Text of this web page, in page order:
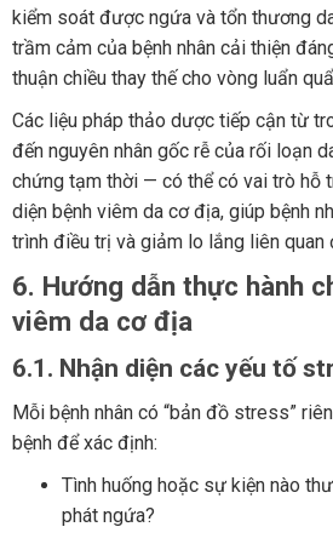
kiểm soát được ngứa và tổn thương
trầm cảm của bệnh nhân cải thiện
thuận chiều thay thế cho vòng luẩn
Các liệu pháp thảo dược tiếp cận từ
đến nguyên nhân gốc rễ của rối loạn
chứng tạm thời — có thể có vai trò hỗ
diện bệnh viêm da cơ địa, giúp bệnh
trình điều trị và giảm lo lắng liên quan
6. Hướng dẫn thực hành
viêm da cơ địa
6.1. Nhận diện các yếu tố
Mỗi bệnh nhân có “bản đồ stress”
bệnh để xác định:
Tình huống hoặc sự kiện nào
phát ngứa?